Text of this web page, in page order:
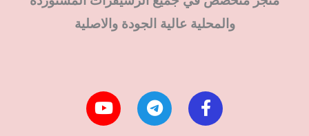
والمحلية عالية الجودة والاصلية